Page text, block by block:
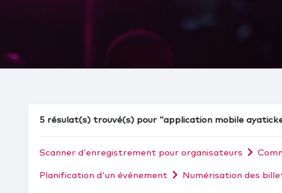
5 résulat(s) trouvé(s) pour "application mobile
Scanner d'enregistrement pour organisateurs
Planification d'un événement Numérisation des